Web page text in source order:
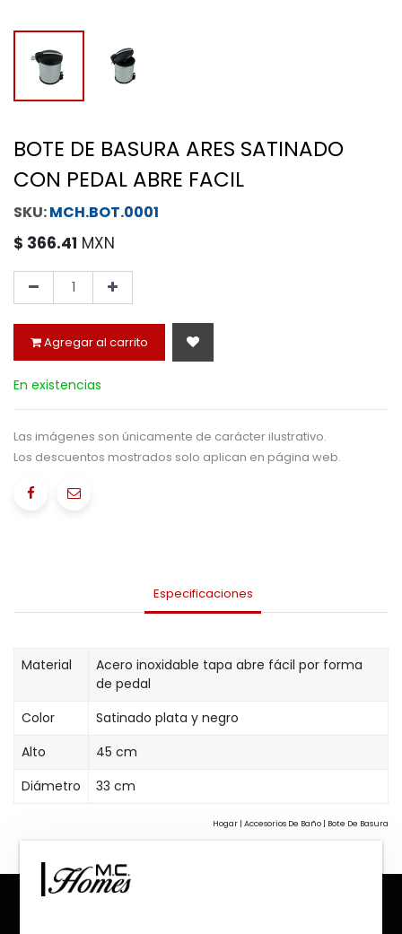
BOTE DE BASURA ARES SATINADO
CON PEDAL ABRE FACIL
MCH.BOT.0001
$ 366.41 MXN
Agregar al carrito
En existencias
Las imágenes son únicamente de carácter ilustrativo.
Los descuentos mostrados solo aplican en página web.
Especificaciones
Material
Acero inoxidable tapa abre fácil por forma
de pedal
Color
Satinado plata y negro
Alto
45 cm
Diámetro
33 cm
Hogar | Accesorios De Baño | Bote De Basura